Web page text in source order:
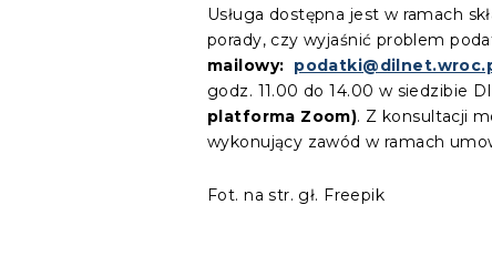
Usługa dostępna jest w ramach
porady, czy wyjaśnić problem
mailowy:
godz. 11.00 do 14.00 w siedzibie
platforma Zoom). Z konsultacji
wykonujący zawód w ramach
Fot. na str. gł. Freepik